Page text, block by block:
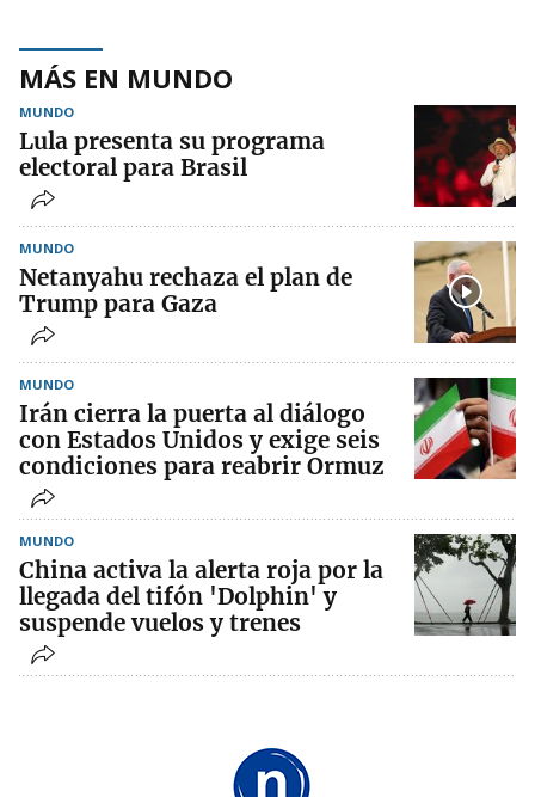
MÁS EN MUNDO
MUNDO
Lula presenta su programa
electoral para Brasil
MUNDO
Netanyahu rechaza el plan de
Trump para Gaza
MUNDO
Irán cierra la puerta al diálogo
con Estados Unidos y exige seis
condiciones para reabrir Ormuz
MUNDO
China activa la alerta roja por la
llegada del tifón 'Dolphin' y
suspende vuelos y trenes